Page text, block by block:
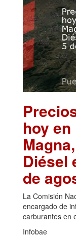
hoy
Diésel
de
La Comisión
encargado de
carburantes en
Infobae